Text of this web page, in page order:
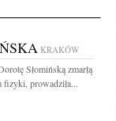
KRAKÓW
Słomińską zmarłą
fizyki, prowadziła...